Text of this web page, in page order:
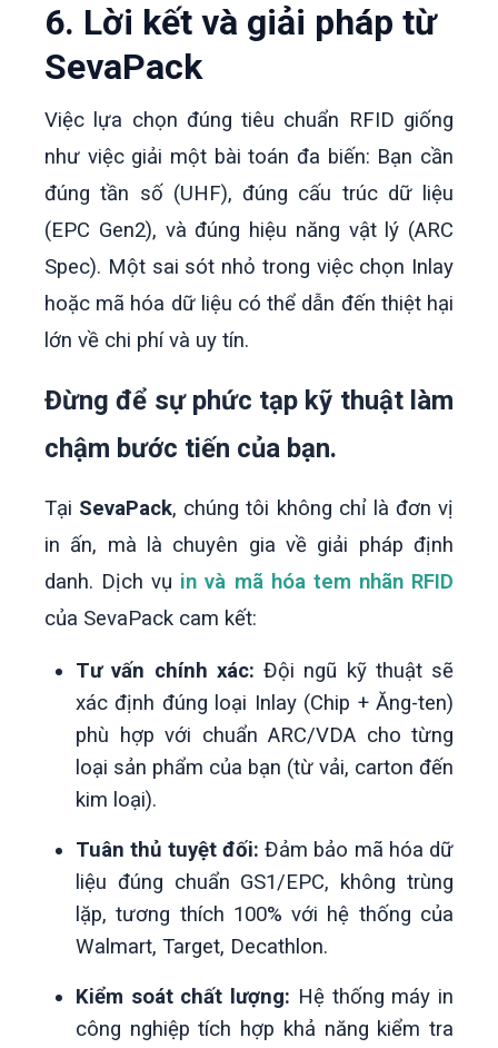
6. Lời kết và giải pháp từ
SevaPack
Việc lựa chọn đúng tiêu chuẩn RFID giống
như việc giải một bài toán đa biến: Bạn cần
đúng tần số (UHF), đúng cấu trúc dữ liệu
(EPC Gen2), và đúng hiệu năng vật lý (ARC
Spec). Một sai sót nhỏ trong việc chọn Inlay
hoặc mã hóa dữ liệu có thể dẫn đến thiệt hại
lớn về chi phí và uy tín.
Đừng để sự phức tạp kỹ thuật làm
chậm bước tiến của bạn.
Tại SevaPack, chúng tôi không chỉ là đơn vị
in ấn, mà là chuyên gia về giải pháp định
danh. Dịch vụ in và mã hóa tem nhãn RFID
của SevaPack cam kết:
Tư vấn chính xác: Đội ngũ kỹ thuật sẽ
xác định đúng loại Inlay (Chip + Ăng-ten)
phù hợp với chuẩn ARC/VDA cho từng
loại sản phẩm của bạn (từ vải, carton đến
kim loại).
Tuân thủ tuyệt đối: Đảm bảo mã hóa dữ
liệu đúng chuẩn GS1/EPC, không trùng
lặp, tương thích 100% với hệ thống của
Walmart, Target, Decathlon.
Kiểm soát chất lượng: Hệ thống máy in
công nghiệp tích hợp khả năng kiểm tra